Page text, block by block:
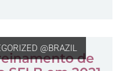
@BRAZIL
de